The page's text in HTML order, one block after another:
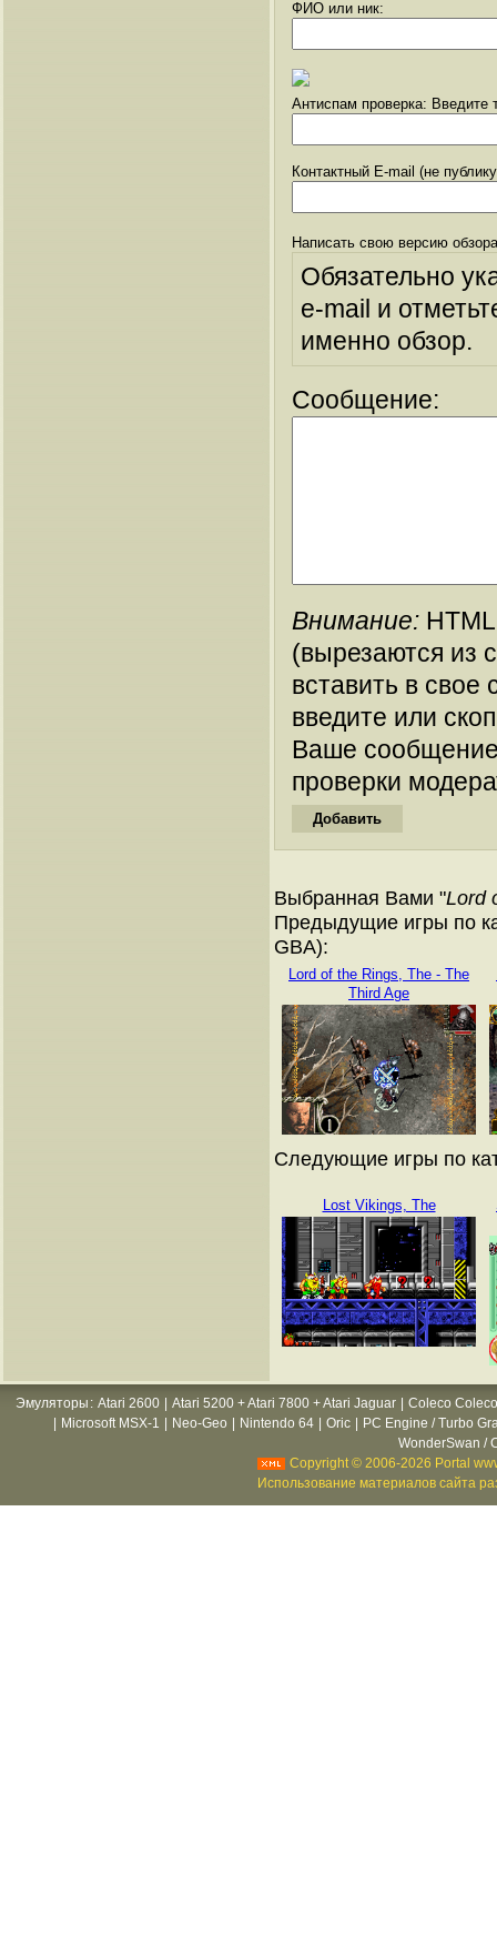
ФИО или ник:
Антиспам проверка: Введите
Контактный E-mail (не
Написать свою версию
Обязательно
e-mail и
именно обзор.
Сообщение:
Внимание:
(вырезаются из
вставить в
введите или
Ваше
проверки
Выбранная Вами "Lord
Предыдущие игры по
GBA):
Lord of the Rings, The - The
Third Age
Следующие игры по
Lost Vikings, The
Эмуляторы : Atari 2600 Atari 5200 + Atari 7800 + Atari Jaguar
Coleco
Microsoft MSX-1 Neo-Geo Nintendo 64 Oric
PC Engine / Turbo
WonderSwan /
Copyright © 2006-2026 Portal
Использование материалов сайта